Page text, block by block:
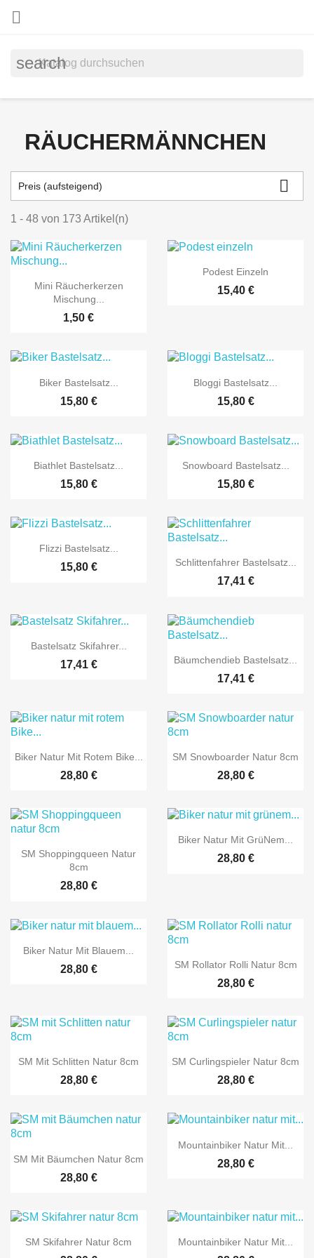

search
RÄUCHERMÄNNCHEN
Preis (aufsteigend) 
1 - 48 von 173 Artikel(n)
 Vorschau
Mini Räucherkerzen
Mischung...
1,50 €
 Vorschau
Podest Einzeln
15,40 €
 Vorschau
Biker Bastelsatz...
15,80 €
 Vorschau
Bloggi Bastelsatz...
15,80 €
 Vorschau
Biathlet Bastelsatz...
15,80 €
 Vorschau
Snowboard Bastelsatz...
15,80 €
 Vorschau
Flizzi Bastelsatz...
15,80 €  Vorschau
Schlittenfahrer Bastelsatz...
17,41 €
 Vorschau
Bastelsatz Skifahrer...
17,41 €  Vorschau
Bäumchendieb Bastelsatz...
17,41 €
 Vorschau
Biker Natur Mit Rotem Bike...
28,80 €
 Vorschau
SM Snowboarder Natur 8cm
28,80 €
 Vorschau
SM Shoppingqueen Natur
8cm
28,80 €
 Vorschau
Biker Natur Mit Grünem...
28,80 €
 Vorschau
Biker Natur Mit Blauem...
28,80 €  Vorschau
SM Rollator Rolli Natur 8cm
28,80 €
 Vorschau
SM Mit Schlitten Natur 8cm
28,80 €
 Vorschau
SM Curlingspieler Natur 8cm
28,80 €
 Vorschau
SM Mit Bäumchen Natur 8cm
28,80 €
 Vorschau
Mountainbiker Natur Mit...
28,80 €
 Vorschau
SM Skifahrer Natur 8cm  Vorschau
Mountainbiker Natur Mit...